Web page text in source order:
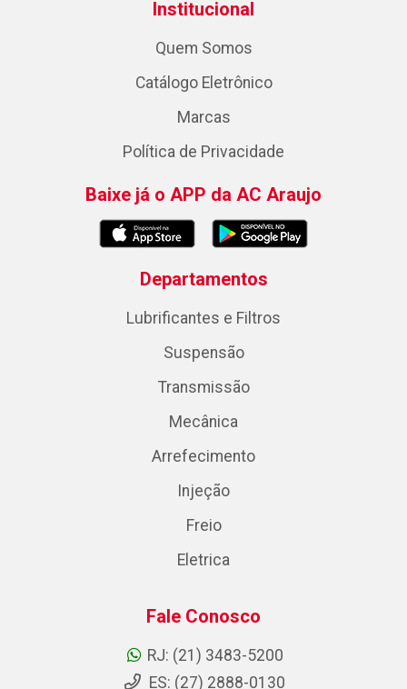
Institucional
Quem Somos
Catálogo Eletrônico
Marcas
Política de Privacidade
Baixe já o APP da AC Araujo
Departamentos
Lubrificantes e Filtros
Suspensão
Transmissão
Mecânica
Arrefecimento
Injeção
Freio
Eletrica
Fale Conosco
RJ: (21) 3483-5200
ES: (27) 2888-0130